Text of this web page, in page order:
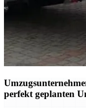
perfekt geplanten